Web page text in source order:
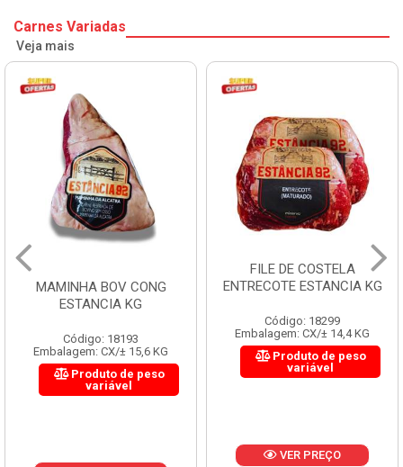
Carnes Variadas
Veja mais
MAMINHA BOV CONG
ESTANCIA KG
Código: 18193
Embalagem: CX/± 15,6 KG
Produto de peso
variável
FILE DE COSTELA
ENTRECOTE ESTANCIA KG
Código: 18299
Embalagem: CX/± 14,4 KG
Produto de peso
variável
VER PREÇO